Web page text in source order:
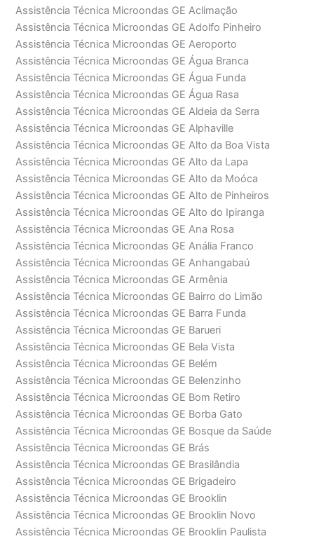
Assistência Técnica Microondas GE Aclimação
Assistência Técnica Microondas GE Adolfo Pinheiro
Assistência Técnica Microondas GE Aeroporto
Assistência Técnica Microondas GE Água Branca
Assistência Técnica Microondas GE Água Funda
Assistência Técnica Microondas GE Água Rasa
Assistência Técnica Microondas GE Aldeia da Serra
Assistência Técnica Microondas GE Alphaville
Assistência Técnica Microondas GE Alto da Boa Vista
Assistência Técnica Microondas GE Alto da Lapa
Assistência Técnica Microondas GE Alto da Moóca
Assistência Técnica Microondas GE Alto de Pinheiros
Assistência Técnica Microondas GE Alto do Ipiranga
Assistência Técnica Microondas GE Ana Rosa
Assistência Técnica Microondas GE Anália Franco
Assistência Técnica Microondas GE Anhangabaú
Assistência Técnica Microondas GE Armênia
Assistência Técnica Microondas GE Bairro do Limão
Assistência Técnica Microondas GE Barra Funda
Assistência Técnica Microondas GE Barueri
Assistência Técnica Microondas GE Bela Vista
Assistência Técnica Microondas GE Belém
Assistência Técnica Microondas GE Belenzinho
Assistência Técnica Microondas GE Bom Retiro
Assistência Técnica Microondas GE Borba Gato
Assistência Técnica Microondas GE Bosque da Saúde
Assistência Técnica Microondas GE Brás
Assistência Técnica Microondas GE Brasilândia
Assistência Técnica Microondas GE Brigadeiro
Assistência Técnica Microondas GE Brooklin
Assistência Técnica Microondas GE Brooklin Novo
Assistência Técnica Microondas GE Brooklin Paulista